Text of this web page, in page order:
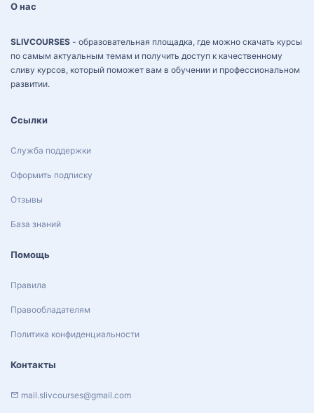
О нас
SLIVCOURSES - образовательная площадка, где можно скачать курсы
по самым актуальным темам и получить доступ к качественному
сливу курсов, который поможет вам в обучении и профессиональном
развитии.
Ссылки
Служба поддержки
Оформить подписку
Отзывы
База знаний
Помощь
Правила
Правообладателям
Политика конфиденциальности
Контакты
mail.slivcourses@gmail.com